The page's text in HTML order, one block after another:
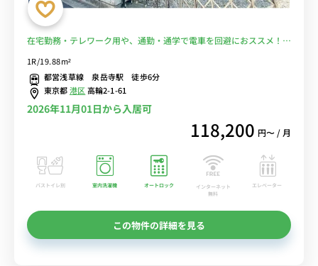
在宅勤務・テレワーク用や、通勤・通学で電車を回避におススメ！ス
1R/19.88m²
都営浅草線 泉岳寺駅 徒歩6分
東京都港区高輪2-1-61
2026年11月01日から入居可
118,200 円〜 / 月
バストイレ別 室内洗濯機 オートロック
インターネット
無料
エレベーター
この物件の詳細を見る